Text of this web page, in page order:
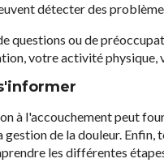
détecter des
questions ou de
votre activité physique,
à l'accouchement peut
gestion de la douleur.
les différentes